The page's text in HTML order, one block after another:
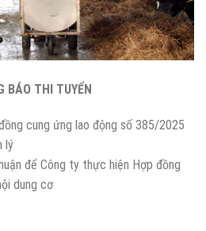
BÁO THI TUYỂN
cung ứng lao động số 385/2025
lý
để Công ty thực hiện Hợp đồng
dung cơ